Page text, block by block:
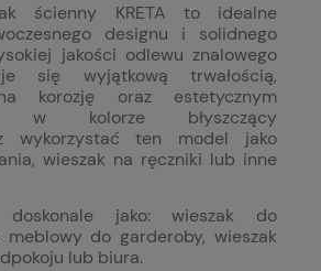
ścienny KRETA to idealne
designu i solidnego
jakości odlewu znalowego
się wyjątkową trwałością,
korozję oraz estetycznym
w kolorze błyszczący
wykorzystać ten model jako
wieszak na ręczniki lub inne
jako: wieszak do
meblowy do garderoby, wieszak
lub biura.